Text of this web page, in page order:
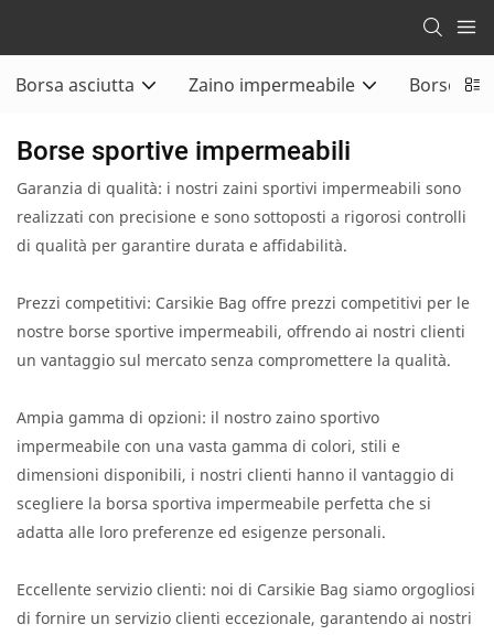
Borsa asciutta Zaino impermeabile Borsone
Borse sportive impermeabili
Garanzia di qualità: i nostri zaini sportivi impermeabili sono
realizzati con precisione e sono sottoposti a rigorosi controlli
di qualità per garantire durata e affidabilità.
Prezzi competitivi: Carsikie Bag offre prezzi competitivi per le
nostre borse sportive impermeabili, offrendo ai nostri clienti
un vantaggio sul mercato senza compromettere la qualità.
Ampia gamma di opzioni: il nostro zaino sportivo
impermeabile con una vasta gamma di colori, stili e
dimensioni disponibili, i nostri clienti hanno il vantaggio di
scegliere la borsa sportiva impermeabile perfetta che si
adatta alle loro preferenze ed esigenze personali.
Eccellente servizio clienti: noi di Carsikie Bag siamo orgogliosi
di fornire un servizio clienti eccezionale, garantendo ai nostri